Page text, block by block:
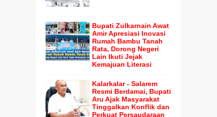
Bupati Zulkarnain Awat
Amir Apresiasi Inovasi
Rumah Bambu Tanah
Rata, Dorong Negeri
Lain Ikuti Jejak
Kemajuan Literasi
Kalarkalar - Salarem
Resmi Berdamai, Bupati
Aru Ajak Masyarakat
Tinggalkan Konflik dan
Perkuat Persaudaraan